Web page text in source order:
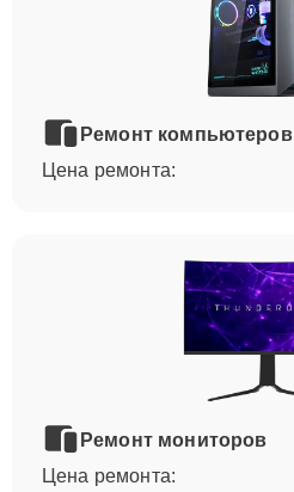
Ремонт компьютеров
Цена ремонта:
Ремонт мониторов
Цена ремонта: